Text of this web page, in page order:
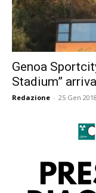
Genoa
Stadium”
Redazione - 25 Gen